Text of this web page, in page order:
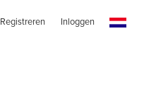
Registreren Inloggen